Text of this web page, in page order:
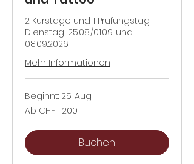
2 Kurstage und 1 Prüfungstag
Dienstag, 25.08./01.09. und
08.09.2026
Mehr Informationen
Beginnt: 25. Aug.
Ab
1'200
Ab CHF 1'200
Buchen